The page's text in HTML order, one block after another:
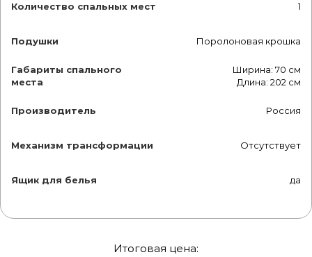
Количество спальных мест 1
Подушки Поролоновая крошка
Габариты спального
места
Ширина: 70 см
Длина: 202 см
Производитель Россия
Механизм трансформации Отсутствует
Ящик для белья да
Итоговая цена: